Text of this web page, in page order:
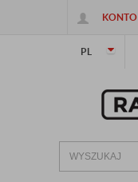
KONTO
PL